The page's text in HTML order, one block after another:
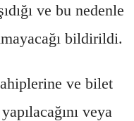
ve bu nedenle
bildirildi.
ve bilet
veya